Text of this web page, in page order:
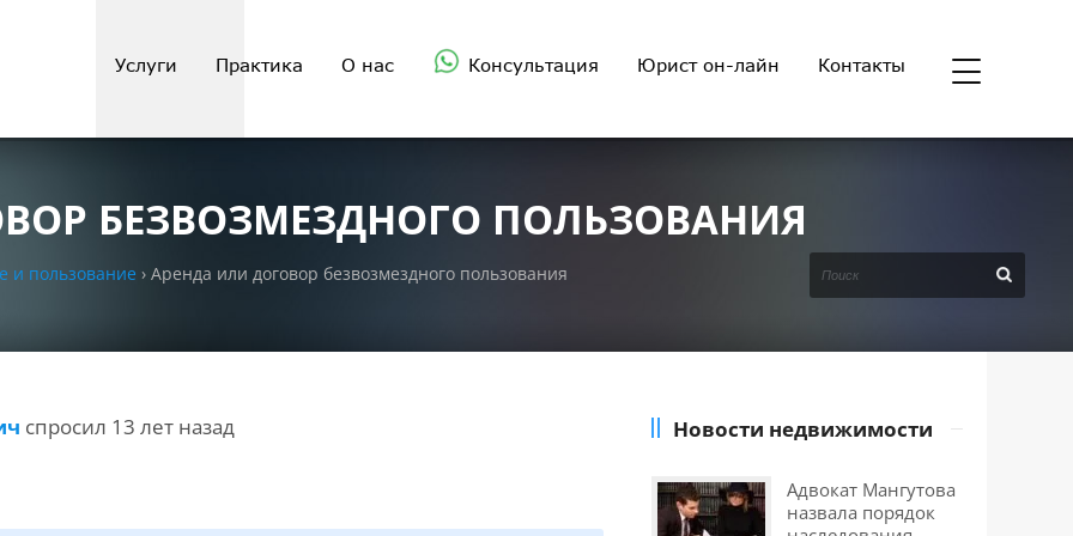
Услуги Практика О нас Консультация Юрист он-лайн Контакты
БЕЗВОЗМЕЗДНОГО ПОЛЬЗОВАНИЯ
и пользование › Аренда или договор безвозмездного пользования
спросил 13 лет назад
Новости недвижимости
Адвокат Мангутова
назвала порядок